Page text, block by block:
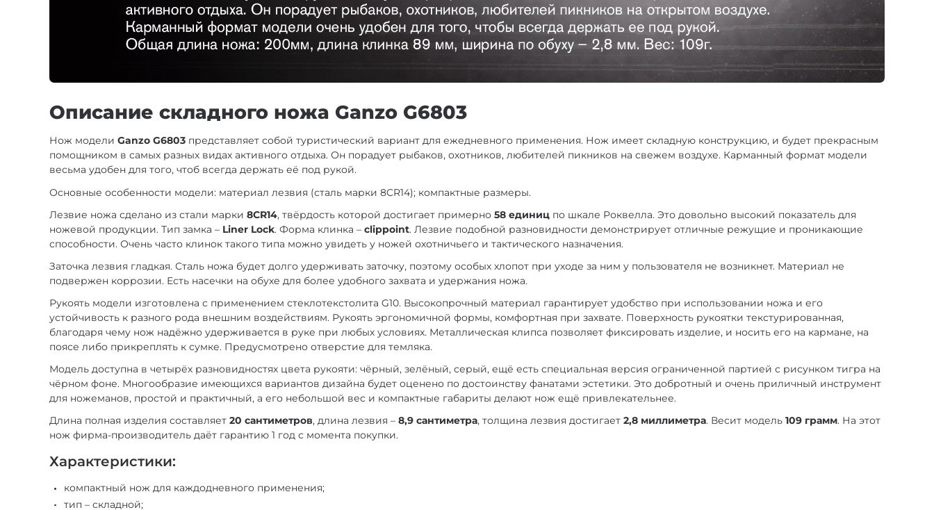
Описание складного ножа Ganzo G6803
Нож моделиGanzo G6803 представляет собой туристический вариант для ежедневного применения. Нож имеет складную конструкцию, и будет прекрасным
помощником в самых разных видах активного отдыха. Он порадует рыбаков, охотников, любителей пикников на свежем воздухе. Карманный формат модели
весьма удобен для того, чтоб всегда держать её под рукой.
Основные особенности модели: материал лезвия (сталь марки 8CR14); компактные размеры.
Лезвие ножа сделано из стали марки8CR14, твёрдость которой достигает примерно58 единиц по шкале Роквелла. Это довольно высокий показатель для
ножевой продукции. Тип замка – Liner Lock. Форма клинка –clippoint. Лезвие подобной разновидности демонстрирует отличные режущие и проникающие
способности. Очень часто клинок такого типа можно увидеть у ножей охотничьего и тактического назначения.
Заточка лезвия гладкая. Сталь ножа будет долго удерживать заточку, поэтому особых хлопот при уходе за ним у пользователя не возникнет. Материал не
подвержен коррозии. Есть насечки на обухе для более удобного захвата и удержания ножа.
Рукоять модели изготовлена с применением стеклотекстолита G10. Высокопрочный материал гарантирует удобство при использовании ножа и его
устойчивость к разного рода внешним воздействиям. Рукоять эргономичной формы, комфортная при захвате. Поверхность рукоятки текстурированная,
благодаря чему нож надёжно удерживается в руке при любых условиях. Металлическая клипса позволяет фиксировать изделие, и носить его на кармане, на
поясе либо прикреплять к сумке. Предусмотрено отверстие для темляка.
Модель доступна в четырёх разновидностях цвета рукояти: чёрный, зелёный, серый, ещё есть специальная версия ограниченной партией с рисунком тигра на
чёрном фоне. Многообразие имеющихся вариантов дизайна будет оценено по достоинству фанатами эстетики. Это добротный и очень приличный инструмент
для ножеманов, простой и практичный, а его небольшой вес и компактные габариты делают нож ещё привлекательнее.
Длина полная изделия составляет20 сантиметров, длина лезвия –8,9 сантиметра, толщина лезвия достигает2,8 миллиметра. Весит модель109 грамм. На этот
нож фирма-производитель даёт гарантию 1 год с момента покупки.
Характеристики:
компактный нож для каждодневного применения;
тип – складной;